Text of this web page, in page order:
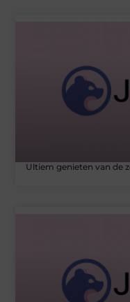
Ultiem genieten van de